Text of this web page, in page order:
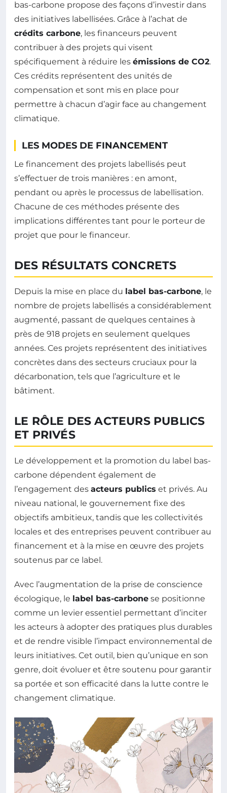
bas-carbone propose des façons d’investir dans
des initiatives labellisées. Grâce à l’achat de
crédits carbone, les financeurs peuvent
contribuer à des projets qui visent
spécifiquement à réduire les émissions de CO2.
Ces crédits représentent des unités de
compensation et sont mis en place pour
permettre à chacun d’agir face au changement
climatique.
LES MODES DE FINANCEMENT
Le financement des projets labellisés peut
s’effectuer de trois manières : en amont,
pendant ou après le processus de labellisation.
Chacune de ces méthodes présente des
implications différentes tant pour le porteur de
projet que pour le financeur.
DES RÉSULTATS CONCRETS
Depuis la mise en place du label bas-carbone, le
nombre de projets labellisés a considérablement
augmenté, passant de quelques centaines à
près de 918 projets en seulement quelques
années. Ces projets représentent des initiatives
concrètes dans des secteurs cruciaux pour la
décarbonation, tels que l’agriculture et le
bâtiment.
LE RÔLE DES ACTEURS PUBLICS
ET PRIVÉS
Le développement et la promotion du label bas-
carbone dépendent également de
l’engagement des acteurs publics et privés. Au
niveau national, le gouvernement fixe des
objectifs ambitieux, tandis que les collectivités
locales et des entreprises peuvent contribuer au
financement et à la mise en œuvre des projets
soutenus par ce label.
Avec l’augmentation de la prise de conscience
écologique, le label bas-carbone se positionne
comme un levier essentiel permettant d’inciter
les acteurs à adopter des pratiques plus durables
et de rendre visible l’impact environnemental de
leurs initiatives. Cet outil, bien qu’unique en son
genre, doit évoluer et être soutenu pour garantir
sa portée et son efficacité dans la lutte contre le
changement climatique.